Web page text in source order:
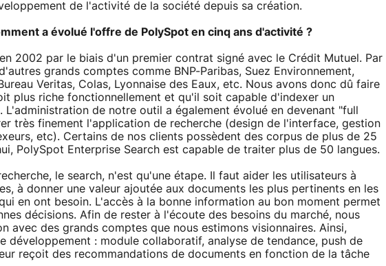
de l'activité de la société depuis sa création.
a évolué l'offre de PolySpot en cinq ans d'activité ?
2002 par le biais d'un premier contrat signé avec le Crédit Mutuel. Par
grands comptes comme BNP-Paribas, Suez Environnement,
Veritas, Colas, Lyonnaise des Eaux, etc. Nous avons donc dû faire
plus riche fonctionnellement et qu'il soit capable d'indexer un
de notre outil a également évolué en devenant "full
très finement l'application de recherche (design de l'interface, gestion
etc). Certains de nos clients possèdent des corpus de plus de 25
PolySpot Enterprise Search est capable de traiter plus de 50 langues.
le search, n'est qu'une étape. Il faut aider les utilisateurs à
à donner une valeur ajoutée aux documents les plus pertinents en les
en ont besoin. L'accès à la bonne information au bon moment permet
décisions. Afin de rester à l'écoute des besoins du marché, nous
avec des grands comptes que nous estimons visionnaires. Ainsi,
développement : module collaboratif, analyse de tendance, push de
reçoit des recommandations de documents en fonction de la tâche